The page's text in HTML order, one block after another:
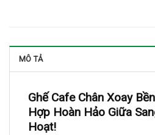
MÔ TẢ
Ghế Cafe Chân Xoay
Hợp Hoàn Hảo Giữa
Hoạt!